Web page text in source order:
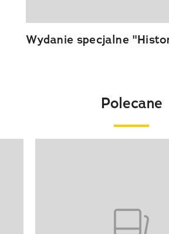
Wydanie specjalne
Polecane